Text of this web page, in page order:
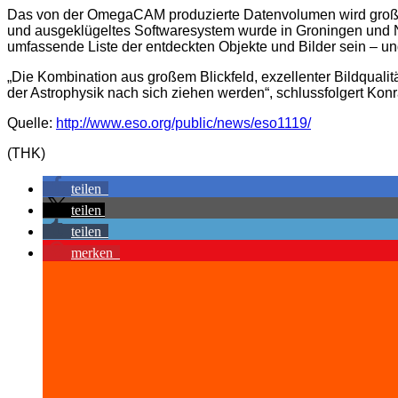
Das von der OmegaCAM produzierte Datenvolumen wird
und ausgeklügeltes Softwaresystem wurde in Groningen
umfassende Liste der entdeckten Objekte und Bilder sein –
„Die Kombination aus großem Blickfeld, exzellenter
der Astrophysik nach sich ziehen werden“, schlussfolgert
Quelle: http://www.eso.org/public/news/eso1119/
(THK)
teilen
teilen
teilen
merken